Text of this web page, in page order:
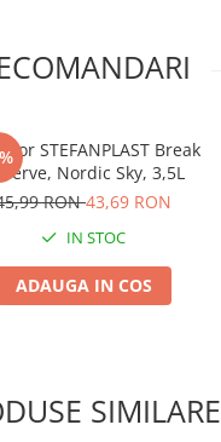
STEFANPLAST Break
Nordic Sky, 3,5L
RON43,69 RON
IN STOC
ADAUGA IN COS
SIMILARE